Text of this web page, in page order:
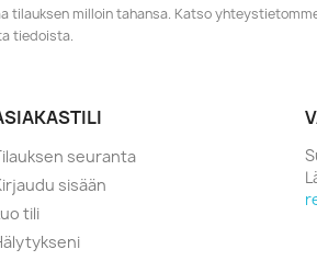
tilauksen milloin tahansa. Katso
tiedoista.
seuranta
sisään
tili